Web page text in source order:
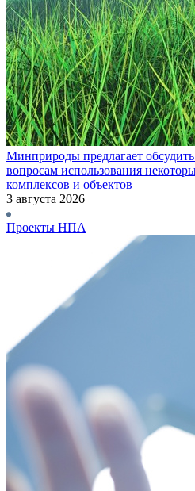
Минприроды предлагает
вопросам использования
комплексов и объектов
3 августа 2026
Проекты НПА